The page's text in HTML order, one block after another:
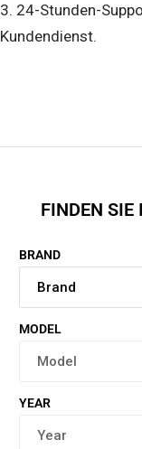
3. 24-Stunden-
Kundendienst.
FINDEN SIE
BRAND
MODEL
YEAR